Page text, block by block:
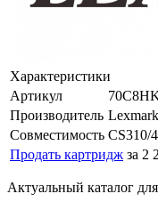
Характеристики
Артикул
Производитель Lexmark
Совместимость CS310/
Продать картридж за 2
Актуальный каталог для